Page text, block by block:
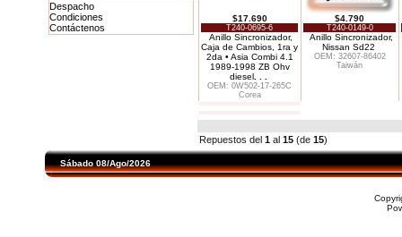
Despacho
Condiciones
Contáctenos
$17.690
T240-0695-6
Anillo Sincronizador,
Caja de Cambios, 1ra y
2da • Asia Combi 4.1
1989-1998 ZB Ohv
diesel. . .
OEM: 0W502-17-265C
Corea
$4.790
T240-0149-0
Anillo Sincronizador,
Nissan Sd22
OEM: 32607-86402
Taiwán
Repuestos del 1 al 15 (de 15)
Sábado 08/Ago/2026